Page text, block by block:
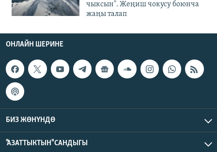
чыксын". Жеңиш чокусу боюнча
жаңы талап
ОНЛАЙН ШЕРИНЕ
БИЗ ЖӨНҮНДӨ
"АЗАТТЫКТЫН" САНДЫГЫ